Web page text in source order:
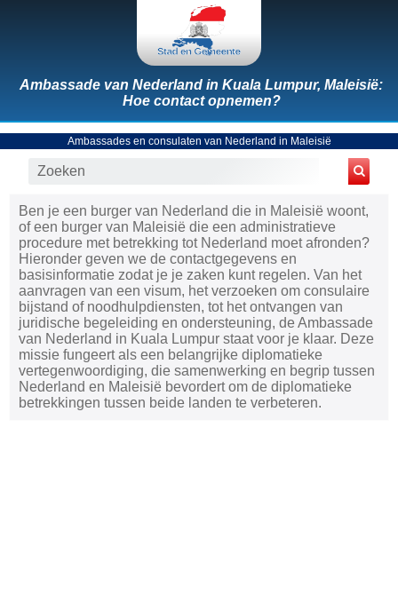
Ambassade van Nederland in Kuala Lumpur, Maleisië:
Hoe contact opnemen?
Ambassades en consulaten van Nederland in Maleisië
Ben je een burger van Nederland die in Maleisië woont,
of een burger van Maleisië die een administratieve
procedure met betrekking tot Nederland moet afronden?
Hieronder geven we de contactgegevens en
basisinformatie zodat je je zaken kunt regelen. Van het
aanvragen van een visum, het verzoeken om consulaire
bijstand of noodhulpdiensten, tot het ontvangen van
juridische begeleiding en ondersteuning, de Ambassade
van Nederland in Kuala Lumpur staat voor je klaar. Deze
missie fungeert als een belangrijke diplomatieke
vertegenwoordiging, die samenwerking en begrip tussen
Nederland en Maleisië bevordert om de diplomatieke
betrekkingen tussen beide landen te verbeteren.